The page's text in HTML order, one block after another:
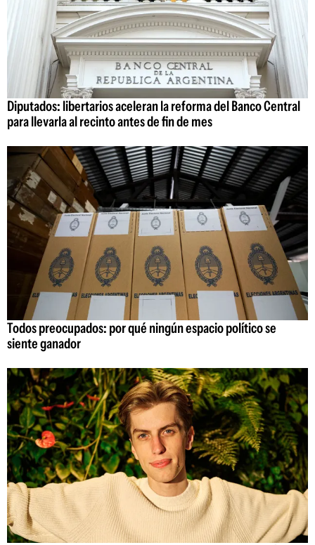
Diputados: libertarios aceleran la reforma del Banco Central
para llevarla al recinto antes de fin de mes
Todos preocupados: por qué ningún espacio político se
siente ganador